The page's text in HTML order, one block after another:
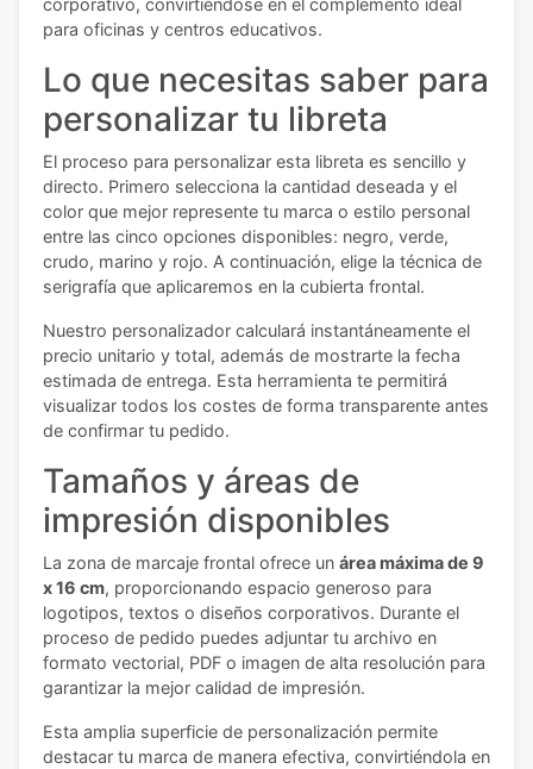
corporativo, convirtiéndose en el complemento ideal
para oficinas y centros educativos.
Lo que necesitas saber para
personalizar tu libreta
El proceso para personalizar esta libreta es sencillo y
directo. Primero selecciona la cantidad deseada y el
color que mejor represente tu marca o estilo personal
entre las cinco opciones disponibles: negro, verde,
crudo, marino y rojo. A continuación, elige la técnica de
serigrafía que aplicaremos en la cubierta frontal.
Nuestro personalizador calculará instantáneamente el
precio unitario y total, además de mostrarte la fecha
estimada de entrega. Esta herramienta te permitirá
visualizar todos los costes de forma transparente antes
de confirmar tu pedido.
Tamaños y áreas de
impresión disponibles
La zona de marcaje frontal ofrece un área máxima de 9
x 16 cm, proporcionando espacio generoso para
logotipos, textos o diseños corporativos. Durante el
proceso de pedido puedes adjuntar tu archivo en
formato vectorial, PDF o imagen de alta resolución para
garantizar la mejor calidad de impresión.
Esta amplia superficie de personalización permite
destacar tu marca de manera efectiva, convirtiéndola en